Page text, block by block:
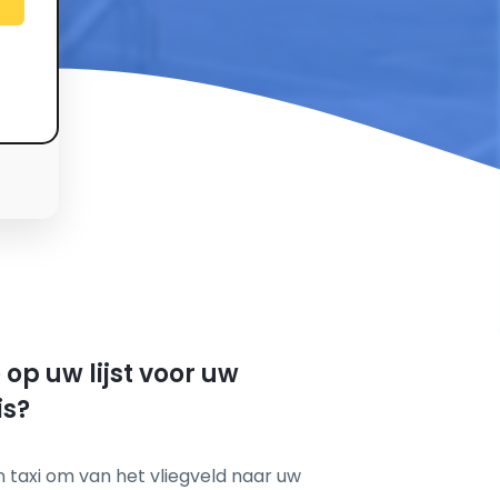
uw lijst voor uw
om van het vliegveld naar uw